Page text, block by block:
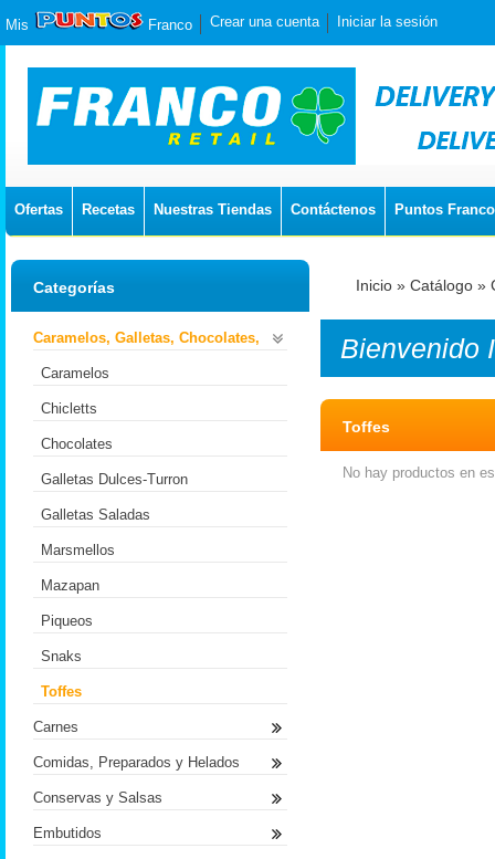
Mis Franco Crear una cuenta Iniciar la sesión
Ofertas Recetas Nuestras Tiendas Contáctenos Puntos Franco
Inicio » Catálogo »
Bienvenido
Toffes
No hay productos en
Categorías
Caramelos, Galletas, Chocolates,
Caramelos
Chicletts
Chocolates
Galletas Dulces-Turron
Galletas Saladas
Marsmellos
Mazapan
Piqueos
Snaks
Toffes
Carnes
Comidas, Preparados y Helados
Conservas y Salsas
Embutidos